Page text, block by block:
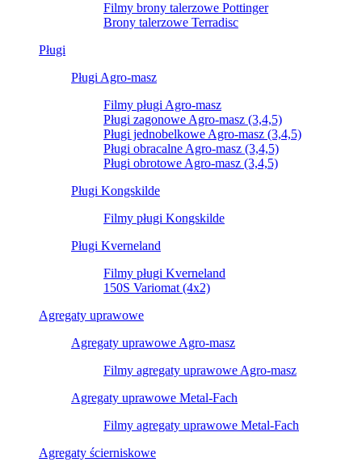
Filmy brony talerzowe Pottinger
Brony talerzowe Terradisc
Pługi
Pługi Agro-masz
Filmy pługi Agro-masz
Pługi zagonowe Agro-masz (3,4,5)
Pługi jednobelkowe Agro-masz (3,4,5)
Pługi obracalne Agro-masz (3,4,5)
Pługi obrotowe Agro-masz (3,4,5)
Pługi Kongskilde
Filmy pługi Kongskilde
Pługi Kverneland
Filmy pługi Kverneland
150S Variomat (4x2)
Agregaty uprawowe
Agregaty uprawowe Agro-masz
Filmy agregaty uprawowe Agro-masz
Agregaty uprawowe Metal-Fach
Filmy agregaty uprawowe Metal-Fach
Agregaty ścierniskowe